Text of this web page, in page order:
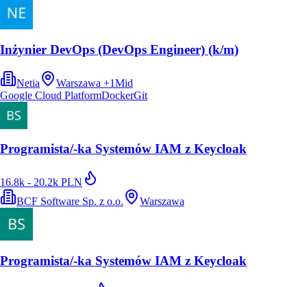
Inżynier DevOps (DevOps Engineer) (k/m)
Netia Warszawa +1Mid
Google Cloud PlatformDockerGit
Programista/-ka Systemów IAM z Keycloak
16.8k - 20.2k PLN
BCF Software Sp. z o.o.
Warszawa
Programista/-ka Systemów IAM z Keycloak